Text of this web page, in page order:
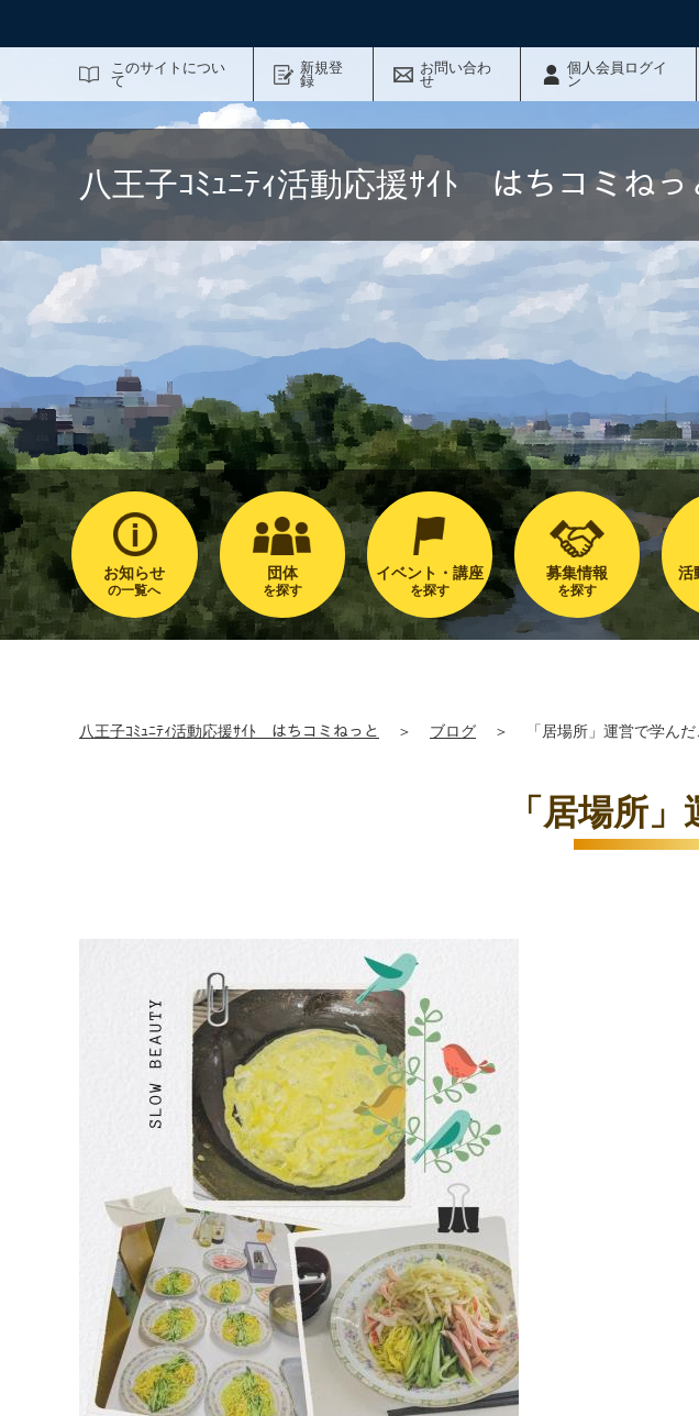
このサイトについ
て
新規登
録
お問い合わ
せ
個人会員ログイ
ン
八王子ｺﾐｭﾆﾃｨ活動応援ｻｲﾄ はちコミねっ
お知らせ
の一覧へ
団体
を探す
イベント・講座
を探す
募集情報
を探す
活
八王子ｺﾐｭﾆﾃｨ活動応援ｻｲﾄ はちコミねっと ＞ ブログ ＞ 「居場所」運営で学んだ
「居場所